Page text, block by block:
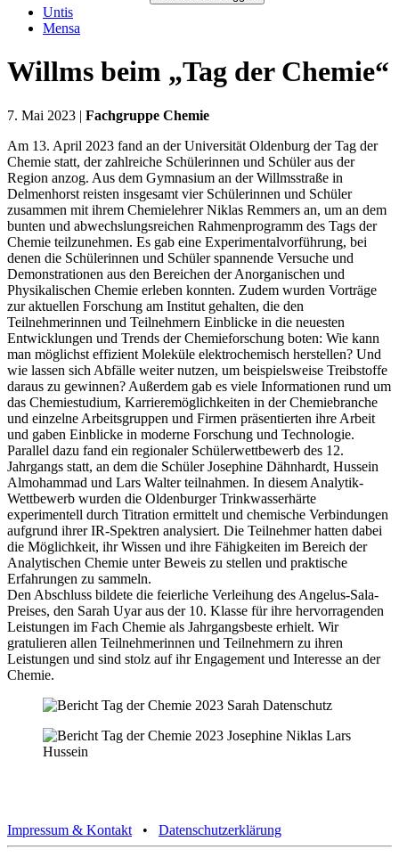
Untis
Mensa
Willms beim „Tag der Chemie“
7. Mai 2023 | Fachgruppe Chemie
Am 13. April 2023 fand an der Universität Oldenburg der Tag der
Chemie statt, der zahlreiche Schülerinnen und Schüler aus der
Region anzog. Aus dem Gymnasium an der Willmsstraße in
Delmenhorst reisten insgesamt vier Schülerinnen und Schüler
zusammen mit ihrem Chemielehrer Niklas Remmers an, um an dem
bunten und abwechslungsreichen Rahmenprogramm des Tags der
Chemie teilzunehmen. Es gab eine Experimentalvorführung, bei
denen die Schülerinnen und Schüler spannende Versuche und
Demonstrationen aus den Bereichen der Anorganischen und
Physikalischen Chemie erleben konnten. Zudem wurden Vorträge
zur aktuellen Forschung am Institut gehalten, die den
Teilnehmerinnen und Teilnehmern Einblicke in die neuesten
Entwicklungen und Trends der Chemieforschung boten: Wie kann
man möglichst effizient Moleküle elektrochemisch herstellen? Und
wie lassen sich Abfälle weiter nutzen, um beispielsweise Treibstoffe
daraus zu gewinnen? Außerdem gab es viele Informationen rund um
das Chemiestudium, Karrieremöglichkeiten in der Chemiebranche
und einzelne Arbeitsgruppen und Firmen präsentierten ihre Arbeit
und gaben Einblicke in moderne Forschung und Technologie.
Parallel dazu fand ein regionaler Schülerwettbewerb des 12.
Jahrgangs statt, an dem die Schüler Josephine Dähnhardt, Hussein
Almohammad und Lars Walter teilnahmen. In diesem Analytik-
Wettbewerb wurden die Oldenburger Trinkwasserhärte
experimentell durch Titration ermittelt und chemische Verbindungen
aufgrund ihrer IR-Spektren analysiert. Die Teilnehmer hatten dabei
die Möglichkeit, ihr Wissen und ihre Fähigkeiten im Bereich der
Analytischen Chemie unter Beweis zu stellen und praktische
Erfahrungen zu sammeln.
Den Abschluss bildete die feierliche Verleihung des Angelus-Sala-
Preises, den Sarah Uyar aus der 10. Klasse für ihre hervorragenden
Leistungen im Fach Chemie als Jahrgangsbeste erhielt. Wir
gratulieren allen Teilnehmerinnen und Teilnehmern zu ihren
Leistungen und sind stolz auf ihr Engagement und Interesse an der
Chemie.
Impressum & Kontakt • Datenschutzerklärung